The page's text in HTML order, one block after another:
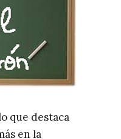
que destaca
en la